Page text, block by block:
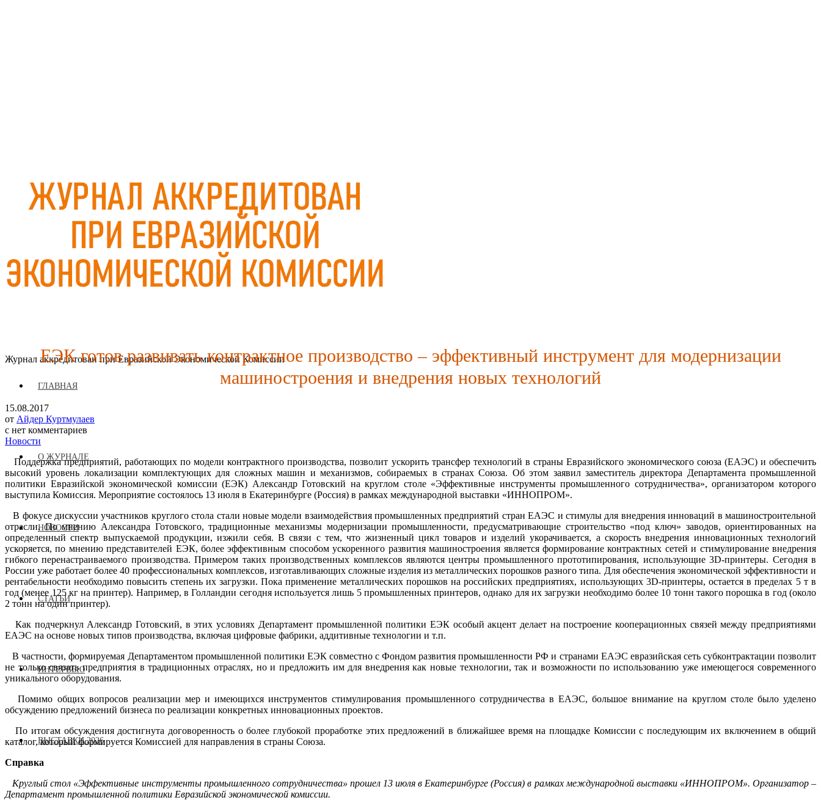
Журнал аккредитован при Евразийской Экономической Комиссии
ГЛАВНАЯ
О ЖУРНАЛЕ
НОВОСТИ
СТАТЬИ
ИНТЕРВЬЮ
ВЫСТАВКИ 2026
ЕЭК готов развивать контрактное производство – эффективный инструмент для модернизации
машиностроения и внедрения новых технологий
15.08.2017
от Айдер Куртмулаев
с нет комментариев
Новости
Поддержка предприятий, работающих по модели контрактного производства, позволит ускорить трансфер технологий в страны Евразийского экономического союза (ЕАЭС) и обеспечить
высокий уровень локализации комплектующих для сложных машин и механизмов, собираемых в странах Союза. Об этом заявил заместитель директора Департамента промышленной
политики Евразийской экономической комиссии (ЕЭК) Александр Готовский на круглом столе «Эффективные инструменты промышленного сотрудничества», организатором которого
выступила Комиссия. Мероприятие состоялось 13 июля в Екатеринбурге (Россия) в рамках международной выставки «ИННОПРОМ».
В фокусе дискуссии участников круглого стола стали новые модели взаимодействия промышленных предприятий стран ЕАЭС и стимулы для внедрения инноваций в машиностроительной
отрасли. По мнению Александра Готовского, традиционные механизмы модернизации промышленности, предусматривающие строительство «под ключ» заводов, ориентированных на
определенный спектр выпускаемой продукции, изжили себя. В связи с тем, что жизненный цикл товаров и изделий укорачивается, а скорость внедрения инновационных технологий
ускоряется, по мнению представителей ЕЭК, более эффективным способом ускоренного развития машиностроения является формирование контрактных сетей и стимулирование внедрения
гибкого перенастраиваемого производства. Примером таких производственных комплексов являются центры промышленного прототипирования, использующие 3D-принтеры. Сегодня в
России уже работает более 40 профессиональных комплексов, изготавливающих сложные изделия из металлических порошков разного типа. Для обеспечения экономической эффективности и
рентабельности необходимо повысить степень их загрузки. Пока применение металлических порошков на российских предприятиях, использующих 3D-принтеры, остается в пределах 5 т в
год (менее 125 кг на принтер). Например, в Голландии сегодня используется лишь 5 промышленных принтеров, однако для их загрузки необходимо более 10 тонн такого порошка в год (около
2 тонн на один принтер).
Как подчеркнул Александр Готовский, в этих условиях Департамент промышленной политики ЕЭК особый акцент делает на построение кооперационных связей между предприятиями
ЕАЭС на основе новых типов производства, включая цифровые фабрики, аддитивные технологии и т.п.
В частности, формируемая Департаментом промышленной политики ЕЭК совместно с Фондом развития промышленности РФ и странами ЕАЭС евразийская сеть субконтрактации позволит
не только связать предприятия в традиционных отраслях, но и предложить им для внедрения как новые технологии, так и возможности по использованию уже имеющегося современного
уникального оборудования.
Помимо общих вопросов реализации мер и имеющихся инструментов стимулирования промышленного сотрудничества в ЕАЭС, большое внимание на круглом столе было уделено
обсуждению предложений бизнеса по реализации конкретных инновационных проектов.
По итогам обсуждения достигнута договоренность о более глубокой проработке этих предложений в ближайшее время на площадке Комиссии с последующим их включением в общий
каталог, который формируется Комиссией для направления в страны Союза.
Справка
Круглый стол «Эффективные инструменты промышленного сотрудничества» прошел 13 июля в Екатеринбурге (Россия) в рамках международной выставки «ИННОПРОМ». Организатор –
Департамент промышленной политики Евразийской экономической комиссии.